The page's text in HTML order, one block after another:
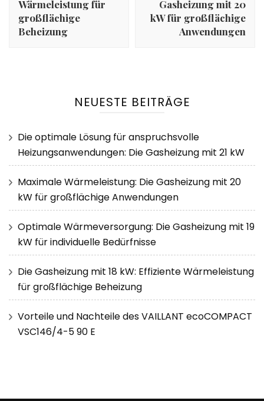
Wärmeleistung für
großflächige
Beheizung
Gasheizung mit 20
kW für großflächige
Anwendungen
NEUESTE BEITRÄGE
Die optimale Lösung für anspruchsvolle
Heizungsanwendungen: Die Gasheizung mit 21 kW
Maximale Wärmeleistung: Die Gasheizung mit 20
kW für großflächige Anwendungen
Optimale Wärmeversorgung: Die Gasheizung mit 19
kW für individuelle Bedürfnisse
Die Gasheizung mit 18 kW: Effiziente Wärmeleistung
für großflächige Beheizung
Vorteile und Nachteile des VAILLANT ecoCOMPACT
VSC146/4-5 90 E